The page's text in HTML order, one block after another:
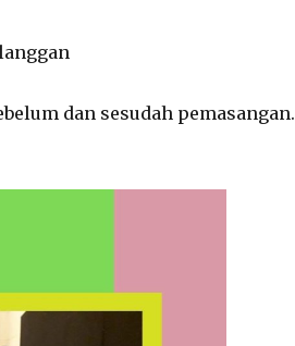
dan sesudah pemasangan.